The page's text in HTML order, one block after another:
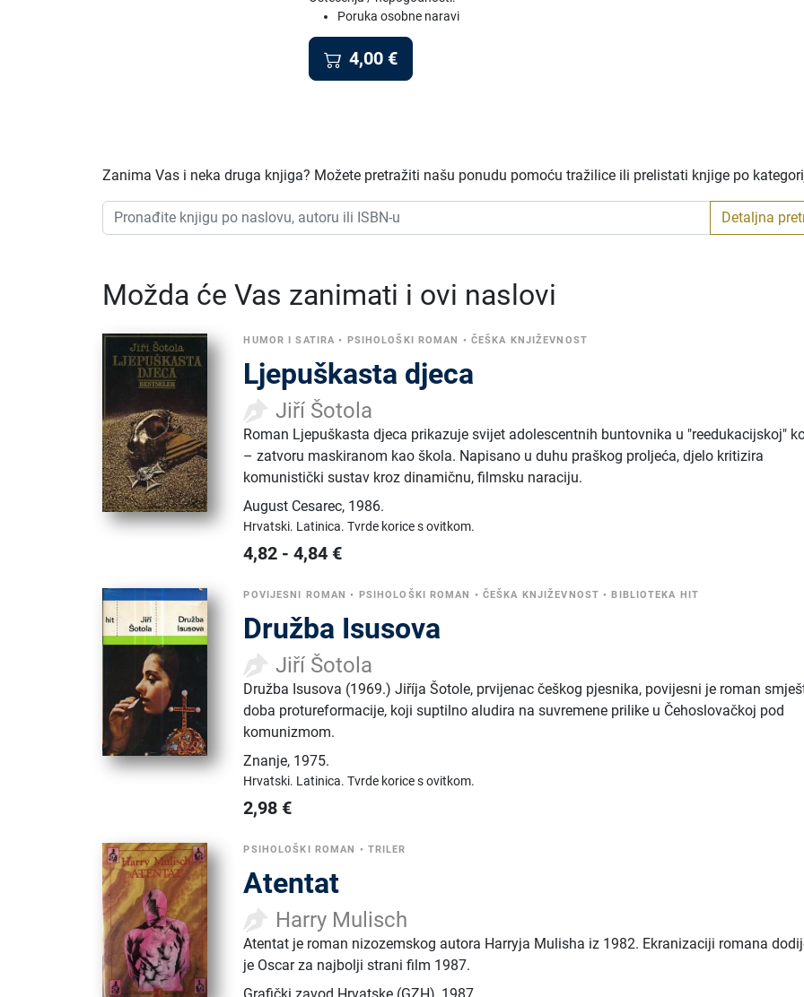
Poruka osobne naravi
4,00 €
Zanima Vas i neka druga knjiga? Možete pretražiti našu ponudu pomoću tražilice ili prelistati knjige po
Detaljna
Možda će Vas zanimati i ovi naslovi
HUMOR I SATIRA • PSIHOLOŠKI ROMAN • ČEŠKA KNJIŽEVNOST
Ljepuškasta djeca
Jiří Šotola
Roman Ljepuškasta djeca prikazuje svijet adolescentnih buntovnika u "reedukacijskoj"
– zatvoru maskiranom kao škola. Napisano u duhu praškog proljeća, djelo kritizira
komunistički sustav kroz dinamičnu, filmsku naraciju.
August Cesarec, 1986.
Hrvatski. Latinica.Tvrde korice s ovitkom.
4,82 -4,84 €
POVIJESNI ROMAN • PSIHOLOŠKI ROMAN • ČEŠKA KNJIŽEVNOST • BIBLIOTEKA HIT
Družba Isusova
Jiří Šotola
Družba Isusova (1969.) Jiříja Šotole, prvijenac češkog pjesnika, povijesni je roman
doba protureformacije, koji suptilno aludira na suvremene prilike u Čehoslovačkoj pod
komunizmom.
Znanje, 1975.
Hrvatski. Latinica.Tvrde korice s ovitkom.
2,98 €
PSIHOLOŠKI ROMAN • TRILER
Atentat
Harry Mulisch
Atentat je roman nizozemskog autora Harryja Mulisha iz 1982. Ekranizaciji romana
je Oscar za najbolji strani film 1987.